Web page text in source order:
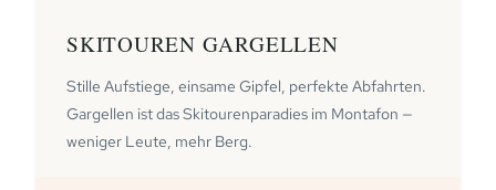
SKITOUREN GARGELLEN
Stille Aufstiege, einsame Gipfel, perfekte Abfahrten.
Gargellen ist das Skitourenparadies im Montafon —
weniger Leute, mehr Berg.